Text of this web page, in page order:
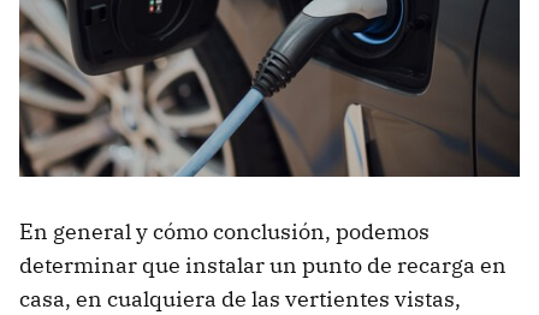
En general y cómo conclusión, podemos
determinar que instalar un punto de recarga en
casa, en cualquiera de las vertientes vistas,